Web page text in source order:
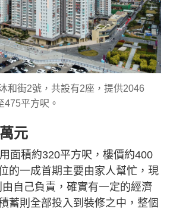
和街2號，共設有2座，提供2046
475平方呎。
元
面積約320平方呎，樓價約400
的一成首期主要由家人幫忙，現
自己負責，確實有一定的經濟
蓄則全部投入到裝修之中，整個